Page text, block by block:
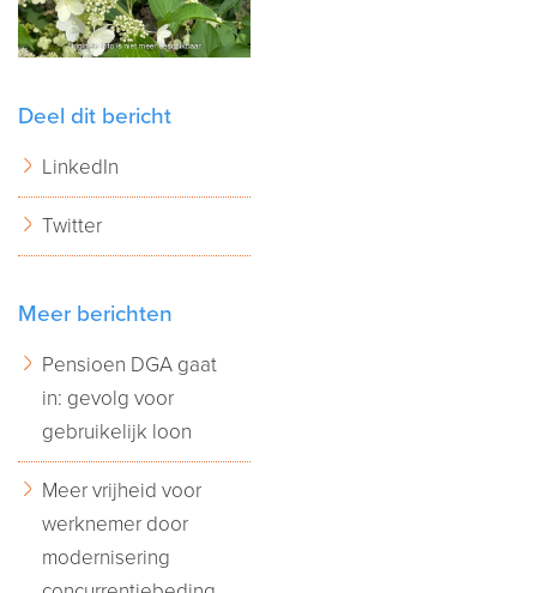
Deel dit bericht
LinkedIn
Twitter
Meer berichten
Pensioen DGA gaat
in: gevolg voor
gebruikelijk loon
Meer vrijheid voor
werknemer door
modernisering